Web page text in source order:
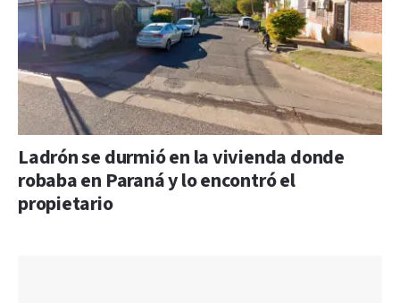
Ladrón se durmió en la vivienda donde
robaba en Paraná y lo encontró el
propietario